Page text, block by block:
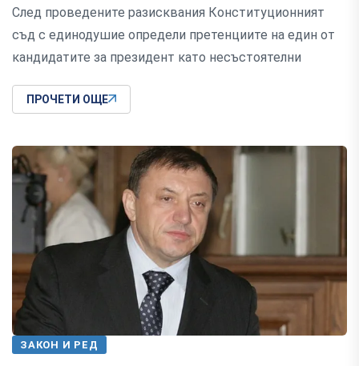
След проведените разисквания Конституционният
съд с единодушие определи претенциите на един от
кандидатите за президент като несъстоятелни
ПРОЧЕТИ ОЩЕ
ЗАКОН И РЕД